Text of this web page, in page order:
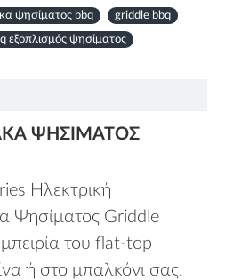
ψησίματος bbq griddle bbq
εξοπλισμός ψησίματος
ΨΗΣΊΜΑΤΟΣ
Ηλεκτρική
Ψησίματος Griddle
του flat-top
ή στο μπαλκόνι σας.